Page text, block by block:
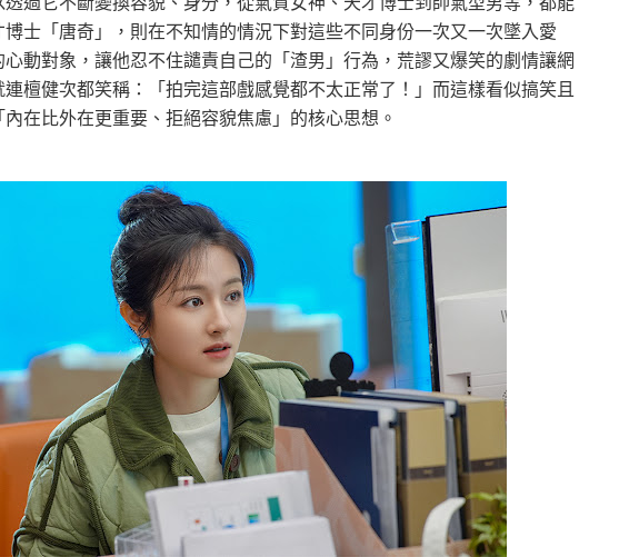
士「唐奇」，則在不知情的情況下對這些不同身份一次又一次墜入愛
動對象，讓他忍不住譴責自己的「渣男」行為，荒謬又爆笑的劇情讓網
檀健次都笑稱：「拍完這部戲感覺都不太正常了！」而這樣看似搞笑且
在比外在更重要、拒絕容貌焦慮」的核心思想。